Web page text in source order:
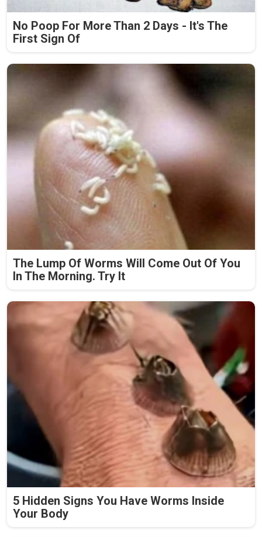
No Poop For More Than 2 Days - It's The
First Sign Of
The Lump Of Worms Will Come Out Of You
In The Morning. Try It
5 Hidden Signs You Have Worms Inside
Your Body